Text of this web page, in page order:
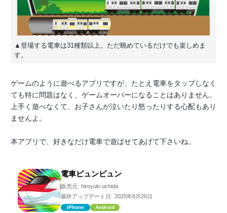
▲登場する電車は31種類以上。ただ眺めているだけでも楽しめま
す。
ゲームのように遊べるアプリですが、たとえ電車をタップしなく
ても特に問題はなく、ゲームオーバーになることはありません。
上手く遊べなくて、お子さんが泣いたり怒ったりする心配もあり
ませんよ。
本アプリで、好きなだけ電車で遊ばせてあげて下さいね。
電車ビュンビュン
販売元: hiroyuki uchida
最終アップデート日: 2025年8月26日
iPhone Android